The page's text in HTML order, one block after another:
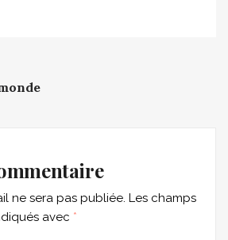
ne sera pas publiée. Les champs
avec *